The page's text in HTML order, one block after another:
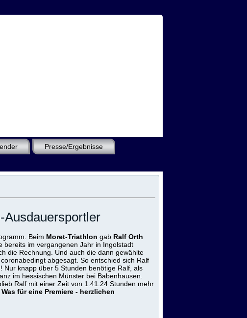
Presse/Ergebnisse
Ausdauersportler
Beim Moret-Triathlon gab Ralf Orth
bereits im vergangenen Jahr in Ingolstadt
die Rechnung. Und auch die dann gewählte
abgesagt. So entschied sich Ralf
knapp über 5 Stunden benötige Ralf, als
im hessischen Münster bei Babenhausen.
Ralf mit einer Zeit von 1:41:24 Stunden mehr
Was für eine Premiere - herzlichen